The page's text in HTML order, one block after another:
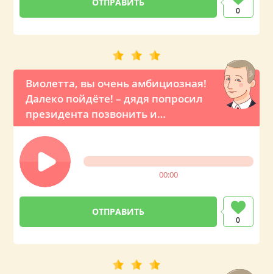
0
Виолетта, вы очень амбициозная!
Далеко пойдёте! – дядя попросил
президента позвонить и
оригинально поздравить свою
племянницу с ДР
00:00
0